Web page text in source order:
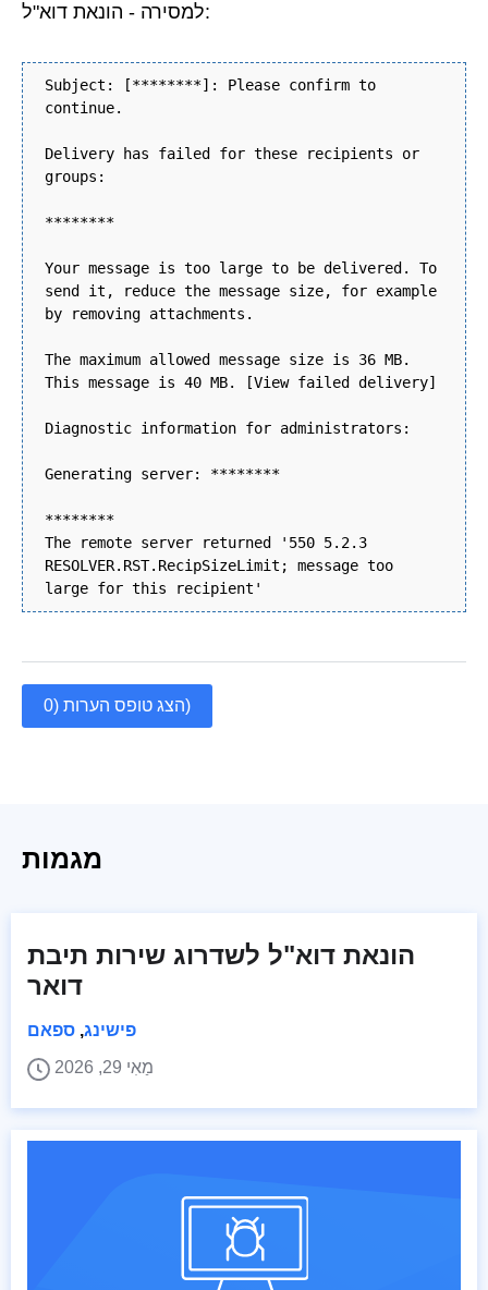
למסירה - הונאת דוא"ל:
Subject: [********]: Please confirm to
continue.
Delivery has failed for these recipients or
groups:
********
Your message is too large to be delivered. To
send it, reduce the message size, for example
by removing attachments.
The maximum allowed message size is 36 MB.
This message is 40 MB. [View failed delivery]
Diagnostic information for administrators:
Generating server: ********
********
The remote server returned '550 5.2.3
RESOLVER.RST.RecipSizeLimit; message too
large for this recipient'
הצג טופס הערות (0)
מגמות
הונאת דוא"ל לשדרוג שירות תיבת
דואר
פישינג, ספאם
מַאִי 29, 2026